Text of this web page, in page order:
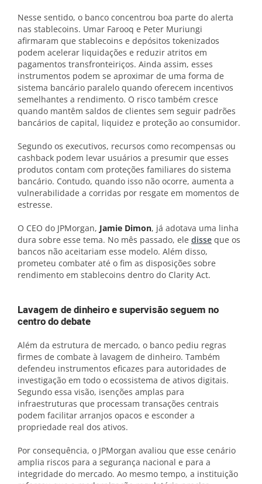
Nesse sentido, o banco concentrou boa parte do alerta
nas stablecoins. Umar Farooq e Peter Muriungi
afirmaram que stablecoins e depósitos tokenizados
podem acelerar liquidações e reduzir atritos em
pagamentos transfronteiriços. Ainda assim, esses
instrumentos podem se aproximar de uma forma de
sistema bancário paralelo quando oferecem incentivos
semelhantes a rendimento. O risco também cresce
quando mantêm saldos de clientes sem seguir padrões
bancários de capital, liquidez e proteção ao consumidor.
Segundo os executivos, recursos como recompensas ou
cashback podem levar usuários a presumir que esses
produtos contam com proteções familiares do sistema
bancário. Contudo, quando isso não ocorre, aumenta a
vulnerabilidade a corridas por resgate em momentos de
estresse.
O CEO do JPMorgan, Jamie Dimon, já adotava uma linha
dura sobre esse tema. No mês passado, ele disse que os
bancos não aceitariam esse modelo. Além disso,
prometeu combater até o fim as disposições sobre
rendimento em stablecoins dentro do Clarity Act.
Lavagem de dinheiro e supervisão seguem no
centro do debate
Além da estrutura de mercado, o banco pediu regras
firmes de combate à lavagem de dinheiro. Também
defendeu instrumentos eficazes para autoridades de
investigação em todo o ecossistema de ativos digitais.
Segundo essa visão, isenções amplas para
infraestruturas que processam transações centrais
podem facilitar arranjos opacos e esconder a
propriedade real dos ativos.
Por consequência, o JPMorgan avaliou que esse cenário
amplia riscos para a segurança nacional e para a
integridade do mercado. Ao mesmo tempo, a instituição